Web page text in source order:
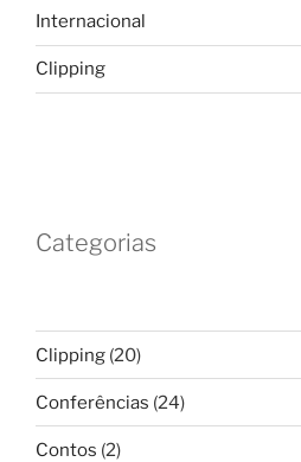
Internacional
Clipping
Categorias
Clipping (20)
Conferências (24)
Contos (2)